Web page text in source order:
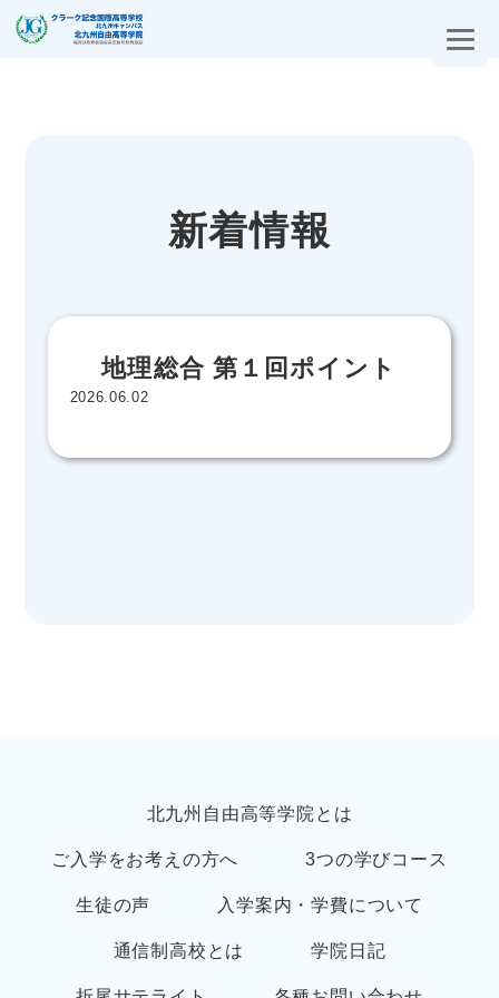
新着情報
地理総合 第１回ポイント
2026.06.02
北九州自由高等学院とは
ご入学をお考えの方へ 3つの学びコース
生徒の声 入学案内・学費について
通信制高校とは 学院日記